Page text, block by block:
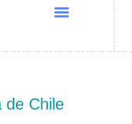
de Chile